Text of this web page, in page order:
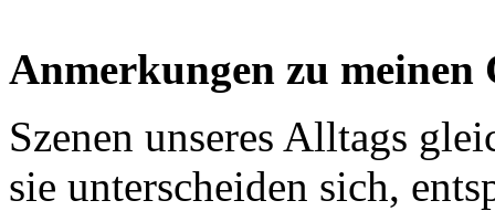
Anmerkungen zu meinen
Szenen unseres Alltags
sie unterscheiden sich,